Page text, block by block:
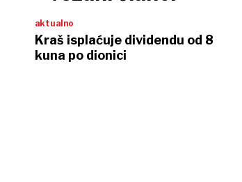
aktualno
Kraš isplaćuje dividendu od 8
kuna po dionici